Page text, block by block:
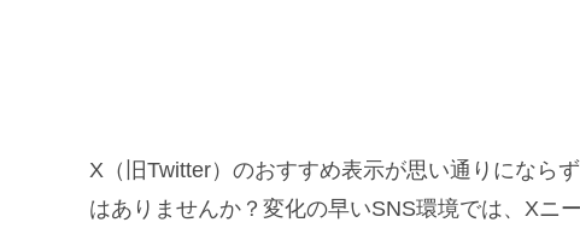
X（旧Twitter）のおすすめ表示が思い通りになら
はありませんか？変化の早いSNS環境では、Xニ